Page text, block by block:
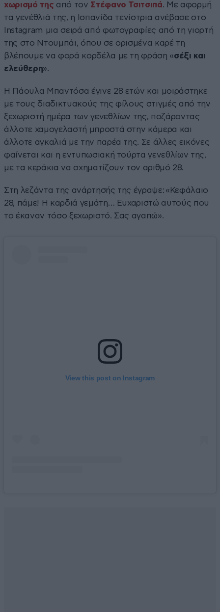
χωρισμό της από τον Στέφανο Τσιτσιπά. Με αφορμή
τα γενέθλιά της, η Ισπανίδα τενίστρια ανέβασε στο
Instagram μια σειρά από φωτογραφίες από τη γιορτή
της στο Ντουμπάι, όπου σε ορισμένα καρέ τη
βλέπουμε να φορά κορδέλα με τη φράση «σέξι και
ελεύθερη».
Η Πάουλα Μπαντόσα έγινε 28 ετών και μοιράστηκε
με τους διαδικτυακούς της φίλους στιγμές από την
ξεχωριστή ημέρα των γενεθλίων της, ποζάροντας
άλλοτε χαμογελαστή μπροστά στην κάμερα και
άλλοτε αγκαλιά με την παρέα της. Σε άλλες εικόνες
φαίνεται και η εντυπωσιακή τούρτα γενεθλίων της,
με τα κεράκια να σχηματίζουν τον αριθμό 28.
Στη λεζάντα της ανάρτησής της έγραψε: «Κεφάλαιο
28, πάμε! Η καρδιά γεμάτη… Ευχαριστώ αυτούς που
το έκαναν τόσο ξεχωριστό. Σας αγαπώ».
View this post on Instagram